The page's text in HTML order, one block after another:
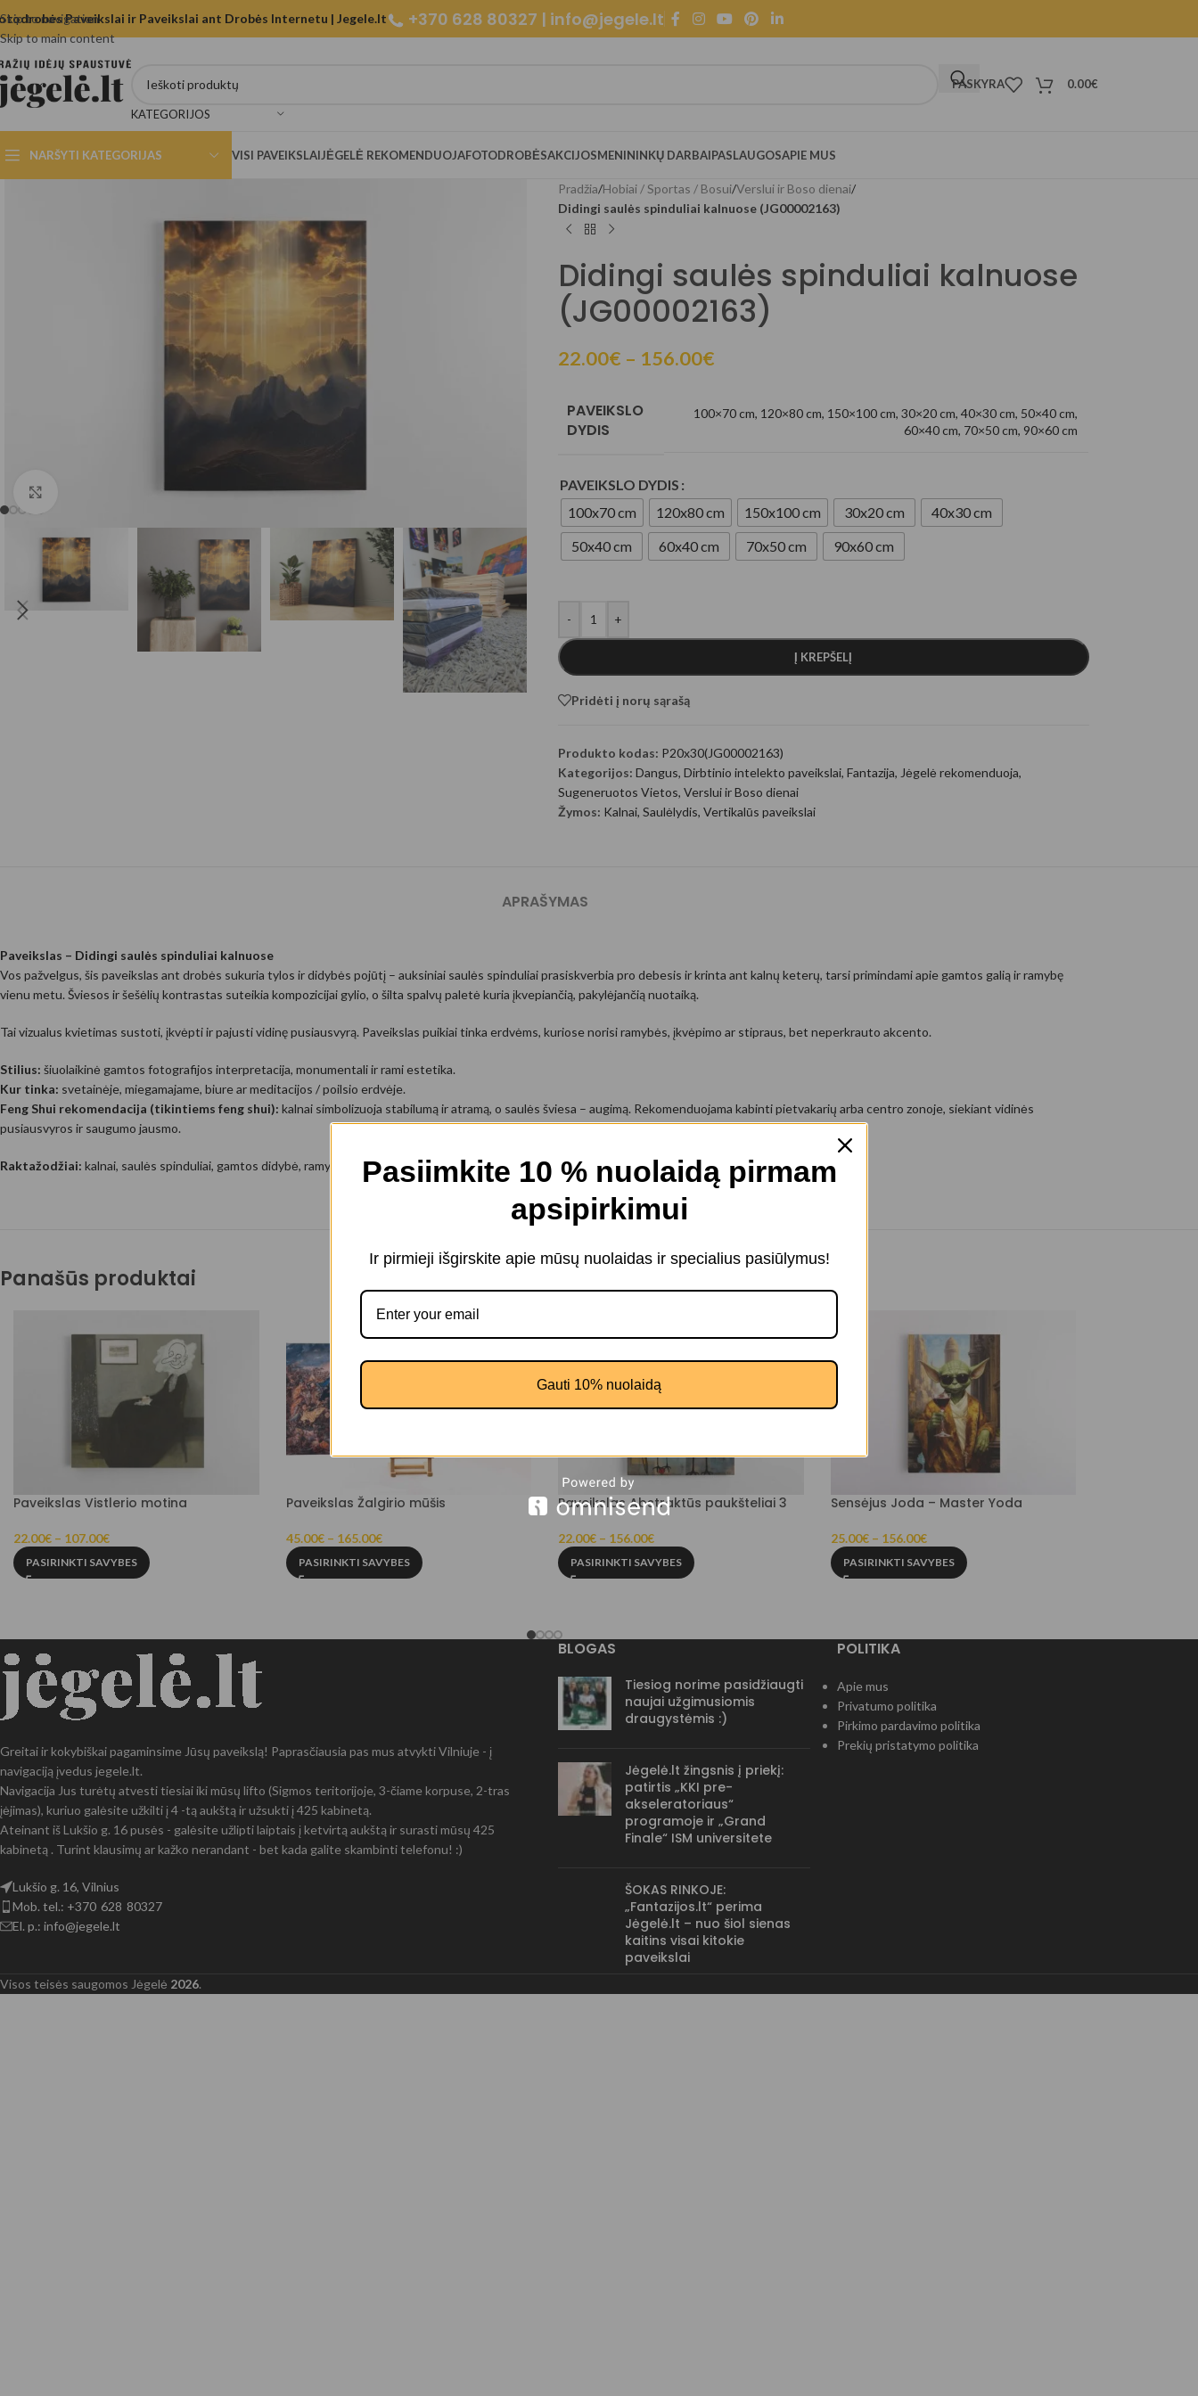
Skip to navigation
Skip to main content
Paveikslai ir Paveikslai ant Drobės Internetu | Jegele.lt +370 628 80327 | info@jegele.lt
KATEGORIJOS
PASKYRA 0.00€
NARŠYTI KATEGORIJAS
Sugeneruotos Vietos
Sugeneruoti Žmonės Kiti DI (AI) Sugeneruoti fantastiniai
VISI PAVEIKSLAIJĖGELĖ REKOMENDUOJAFOTODROBĖSAKCIJOSMENININKŲ DARBAIPASLAUGOSAPIE MUS
Spustelėkite, norėdami padidinti
Pradžia/Hobiai / Sportas / Bosui/Verslui ir Boso dienai/
Didingi saulės spinduliai kalnuose (JG00002163)
Didingi saulės spinduliai kalnuose
(JG00002163)
22.00€ – 156.00€
PAVEIKSLO
DYDIS
100×70 cm, 120×80 cm, 150×100 cm, 30×20 cm, 40×30 cm, 50×40 cm,
60×40 cm, 70×50 cm, 90×60 cm
PAVEIKSLO DYDIS
100x70 cm
120x80 cm 150x100 cm 30x20 cm
40x30 cm
50x40 cm
60x40 cm 70x50 cm 90x60 cm
- +
Į KREPŠELĮ
Pridėti į norų sąrašą
Produkto kodas: P20x30(JG00002163)
Kategorijos: Dangus, Dirbtinio intelekto paveikslai, Fantazija, Jėgelė rekomenduoja,
Sugeneruotos Vietos, Verslui ir Boso dienai
Žymos: Kalnai, Saulėlydis, Vertikalūs paveikslai
APRAŠYMAS
Paveikslas – Didingi saulės spinduliai kalnuose
Vos pažvelgus, šis paveikslas ant drobės sukuria tylos ir didybės pojūtį – auksiniai saulės spinduliai prasiskverbia pro debesis ir krinta ant kalnų keterų, tarsi primindami apie gamtos galią ir ramybę
vienu metu. Šviesos ir šešėlių kontrastas suteikia kompozicijai gylio, o šilta spalvų paletė kuria įkvepiančią, pakylėjančią nuotaiką.
Tai vizualus kvietimas sustoti, įkvėpti ir pajusti vidinę pusiausvyrą. Paveikslas puikiai tinka erdvėms, kuriose norisi ramybės, įkvėpimo ar stipraus, bet neperkrauto akcento.
Stilius: šiuolaikinė gamtos fotografijos interpretacija, monumentali ir rami estetika.
Kur tinka: svetainėje, miegamajame, biure ar meditacijos / poilsio erdvėje.
Feng Shui rekomendacija (tikintiems feng shui): kalnai simbolizuoja stabilumą ir atramą, o saulės šviesa – augimą. Rekomenduojama kabinti pietvakarių arba centro zonoje, siekiant vidinės
pusiausvyros ir saugumo jausmo.
Raktažodžiai: kalnai, saulės spinduliai, gamtos didybė, ramybė, įkvėpimas, šviesa ir šešėliai, feng shui, paveikslas ant drobės, Jėgelė.lt
Panašūs produktai
Paveikslas Vistlerio motina
22.00€ – 107.00€
PASIRINKTI SAVYBES
Paveikslas Žalgirio mūšis
45.00€ – 165.00€
PASIRINKTI SAVYBES
Paveikslas Abstraktūs paukšteliai 3
22.00€ – 156.00€
PASIRINKTI SAVYBES
Sensėjus Joda – Master Yoda
25.00€ – 156.00€
PASIRINKTI SAVYBES
Greitai ir kokybiškai pagaminsime Jūsų paveikslą! Paprasčiausia pas mus atvykti Vilniuje - į
navigaciją įvedus jegele.lt.
Navigacija Jus turėtų atvesti tiesiai iki mūsų lifto (Sigmos teritorijoje, 3-čiame korpuse, 2-tras
įėjimas), kuriuo galėsite užkilti į 4 -tą aukštą ir užsukti į 425 kabinetą.
Ateinant iš Lukšio g. 16 pusės - galėsite užlipti laiptais į ketvirtą aukštą ir surasti mūsų 425
kabinetą . Turint klausimų ar kažko nerandant - bet kada galite skambinti telefonu! :)
Lukšio g. 16, Vilnius
Mob. tel.: +370 628 80327
El. p.: info@jegele.lt
BLOGAS
Tiesiog norime pasidžiaugti
naujai užgimusiomis
draugystėmis :)
Jėgelė.lt žingsnis į priekį:
patirtis „KKI pre-
akseleratoriaus“
programoje ir „Grand
Finale“ ISM universitete
ŠOKAS RINKOJE:
„Fantazijos.lt“ perima
Jėgelė.lt – nuo šiol sienas
kaitins visai kitokie
paveikslai
POLITIKA
Apie mus
Privatumo politika
Pirkimo pardavimo politika
Prekių pristatymo politika
Visos teisės saugomos Jėgelė 2026.
Pasiimkite 10 % nuolaidą pirmam
apsipirkimui
Ir pirmieji išgirskite apie mūsų nuolaidas ir specialius pasiūlymus!
Gauti 10% nuolaidą